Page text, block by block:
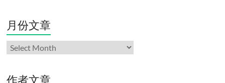
月份文章
月
份
章
作者文章